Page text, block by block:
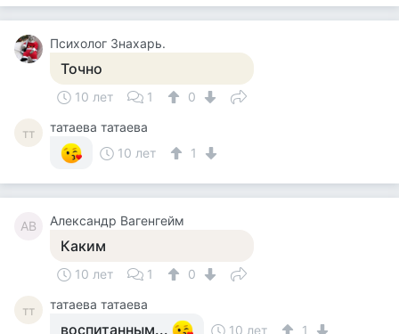
Психолог Знахарь.
Точно
10 лет 1 0
тт
татаева татаева
10 лет
1
АВ Александр Вагенгейм
Каким
10 лет 1 0
тт татаева татаева
воспитанным... 10 лет 1